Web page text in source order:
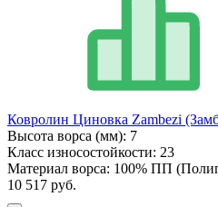
Ковролин Циновка Zambezi
Высота ворса (мм): 7
Класс износостойкости: 23
Материал ворса: 100% ПП
10 517 руб.